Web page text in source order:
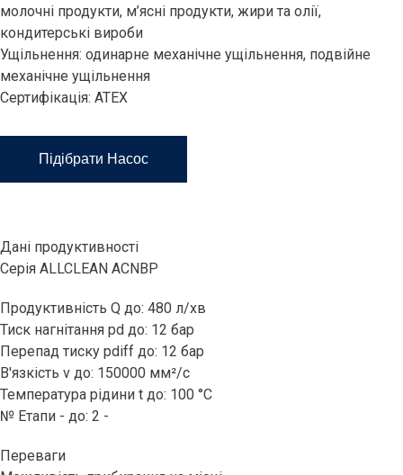
молочні продукти, м’ясні продукти, жири та олії,
кондитерські вироби
Ущільнення: одинарне механічне ущільнення, подвійне
механічне ущільнення
Сертифікація: ATEX
Підібрати Насос
Дані продуктивності
Серія ALLCLEAN ACNBP
Продуктивність Q до: 480 л/хв
Тиск нагнітання pd до: 12 бар
Перепад тиску pdiff до: 12 бар
В'язкість v до: 150000 мм²/с
Температура рідини t до: 100 °C
№ Етапи - до: 2 -
Переваги